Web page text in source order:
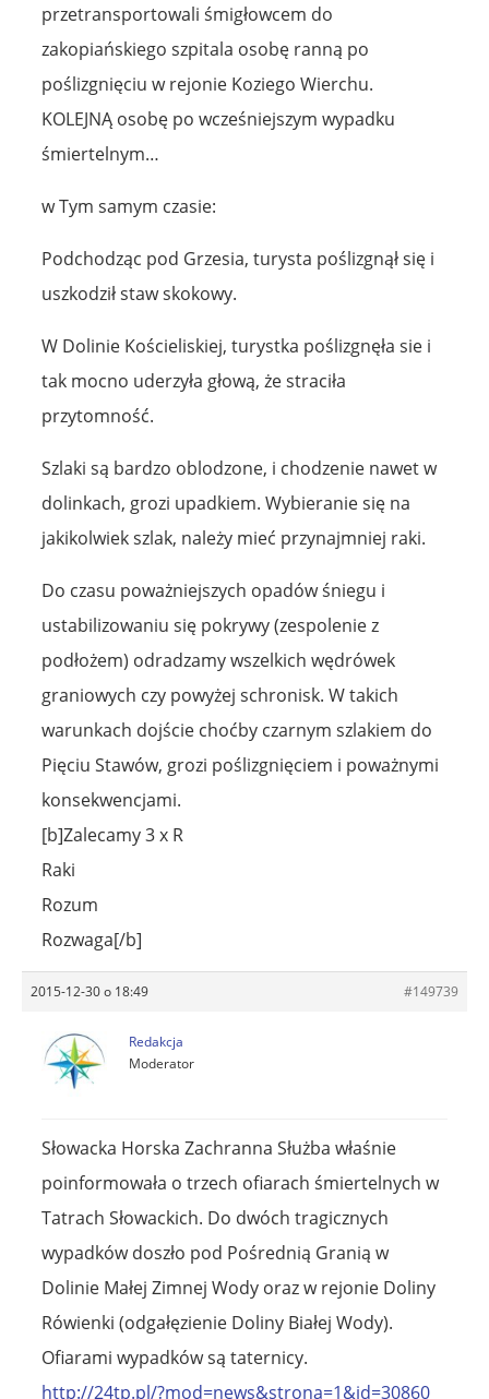
przetransportowali śmigłowcem do
zakopiańskiego szpitala osobę ranną po
poślizgnięciu w rejonie Koziego Wierchu.
KOLEJNĄ osobę po wcześniejszym wypadku
śmiertelnym…
w Tym samym czasie:
Podchodząc pod Grzesia, turysta poślizgnął się i
uszkodził staw skokowy.
W Dolinie Kościeliskiej, turystka poślizgnęła sie i
tak mocno uderzyła głową, że straciła
przytomność.
Szlaki są bardzo oblodzone, i chodzenie nawet w
dolinkach, grozi upadkiem. Wybieranie się na
jakikolwiek szlak, należy mieć przynajmniej raki.
Do czasu poważniejszych opadów śniegu i
ustabilizowaniu się pokrywy (zespolenie z
podłożem) odradzamy wszelkich wędrówek
graniowych czy powyżej schronisk. W takich
warunkach dojście choćby czarnym szlakiem do
Pięciu Stawów, grozi poślizgnięciem i poważnymi
konsekwencjami.
[b]Zalecamy 3 x R
Raki
Rozum
Rozwaga[/b]
2015-12-30 o 18:49 #149739
Redakcja
Moderator
Słowacka Horska Zachranna Służba właśnie
poinformowała o trzech ofiarach śmiertelnych w
Tatrach Słowackich. Do dwóch tragicznych
wypadków doszło pod Pośrednią Granią w
Dolinie Małej Zimnej Wody oraz w rejonie Doliny
Rówienki (odgałęzienie Doliny Białej Wody).
Ofiarami wypadków są taternicy.
http://24tp.pl/?mod=news&strona=1&id=30860